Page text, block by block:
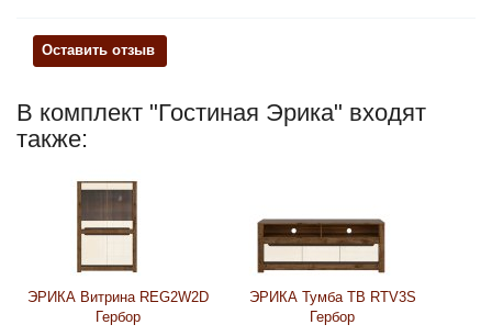
Оставить отзыв
В комплект "Гостиная Эрика" входят
также:
ЭРИКА Витрина REG2W2D
Гербор
ЭРИКА Тумба ТВ RTV3S
Гербор